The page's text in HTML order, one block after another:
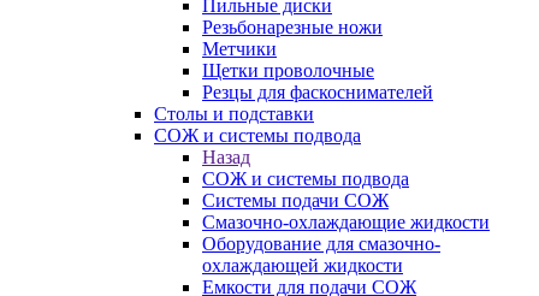
Пильные диски
Резьбонарезные ножи
Метчики
Щетки проволочные
Резцы для фаскоснимателей
Столы и подставки
СОЖ и системы подвода
Назад
СОЖ и системы подвода
Системы подачи СОЖ
Смазочно-охлаждающие жидкости
Оборудование для смазочно-
охлаждающей жидкости
Емкости для подачи СОЖ